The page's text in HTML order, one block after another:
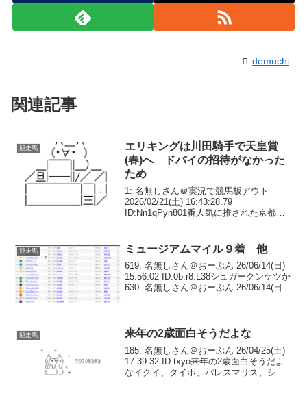
demuchi
関連記事
競走馬
エリキングは川田騎手で天皇賞
(春)へ ドバイの招待がなかった
ため
1: 名無しさん＠実況で競馬板アウト
2026/02/21(土) 16:43:28.79
ID:Nn1qPyn801番人気に推された京都記
バイシーマクラシックの招待が...
競走馬 ミュージアムマイル９着 他
619: 名無しさん＠おーぷん 26/06/14(日)
15:56:02 ID:0b.r8.L38シュガークンケツか
630: 名無しさん＠おーぷん 26/06/14(日)
競走馬 来年の2歳面白そうだよな
185: 名無しさん＠おーぷん 26/04/25(土)
17:39:32 ID:txyo来年の2歳面白そうだよ
なイクイ、タイホ、パレスマリス、シュ